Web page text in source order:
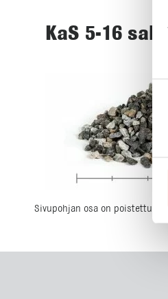
KaS 5-16
Sivupohjan osa on poistettu